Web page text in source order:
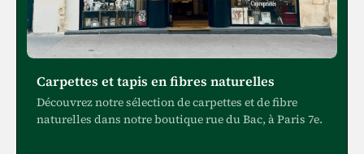
Carpettes et tapis en fibres naturelles
Découvrez notre sélection de carpettes et de fibre
naturelles dans notre boutique rue du Bac, à Paris 7e.